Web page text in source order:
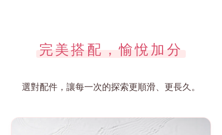
完美搭配，愉悅加分
選對配件，讓每一次的探索更順滑、更長久。